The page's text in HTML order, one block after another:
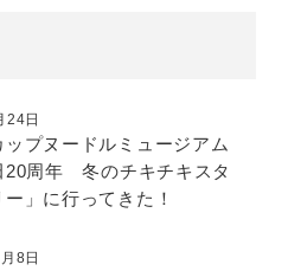
24日
ップヌードルミュージアム
20周年 冬のチキチキスタ
ー」に行ってきた！
8日